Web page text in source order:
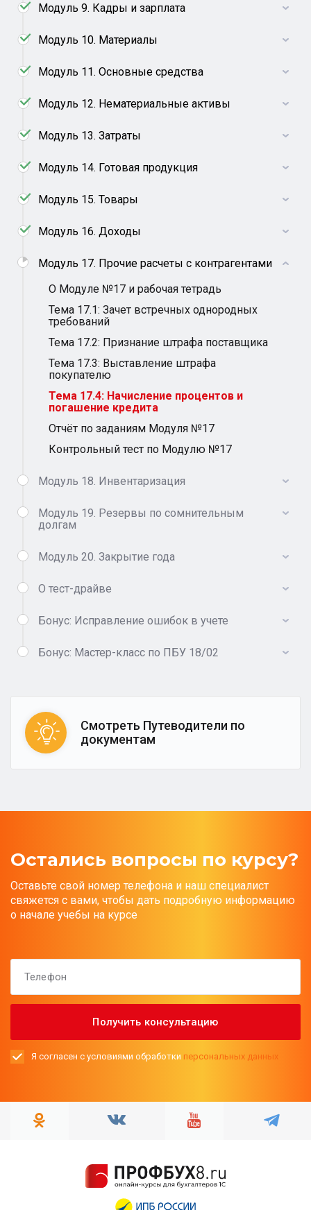
Модуль 9. Кадры и зарплата
Модуль 10. Материалы
Модуль 11. Основные средства
Модуль 12. Нематериальные активы
Модуль 13. Затраты
Модуль 14. Готовая продукция
Модуль 15. Товары
Модуль 16. Доходы
Модуль 17. Прочие расчеты с контрагентами
О Модуле №17 и рабочая тетрадь
Тема 17.1: Зачет встречных однородных
требований
Тема 17.2: Признание штрафа поставщика
Тема 17.3: Выставление штрафа
покупателю
Тема 17.4: Начисление процентов и
погашение кредита
Отчёт по заданиям Модуля №17
Контрольный тест по Модулю №17
Модуль 18. Инвентаризация
Модуль 19. Резервы по сомнительным
долгам
Модуль 20. Закрытие года
О тест-драйве
Бонус: Исправление ошибок в учете
Бонус: Мастер-класс по ПБУ 18/02
Смотреть Путеводители по
документам
Остались вопросы по курсу?
Оставьте свой номер телефона и наш специалист
свяжется с вами, чтобы дать подробную информацию
о начале учебы на курсе
Я согласен с условиями обработки персональных данных